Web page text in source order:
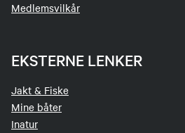
Medlemsvilkår
EKSTERNE LENKER
Jakt & Fiske
Mine båter
Inatur